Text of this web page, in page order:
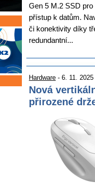
Gen 5 M.2 SSD
přístup k datům.
či konektivity díky
redundantní...
Hardware - 6. 11.
Nová
přirozené